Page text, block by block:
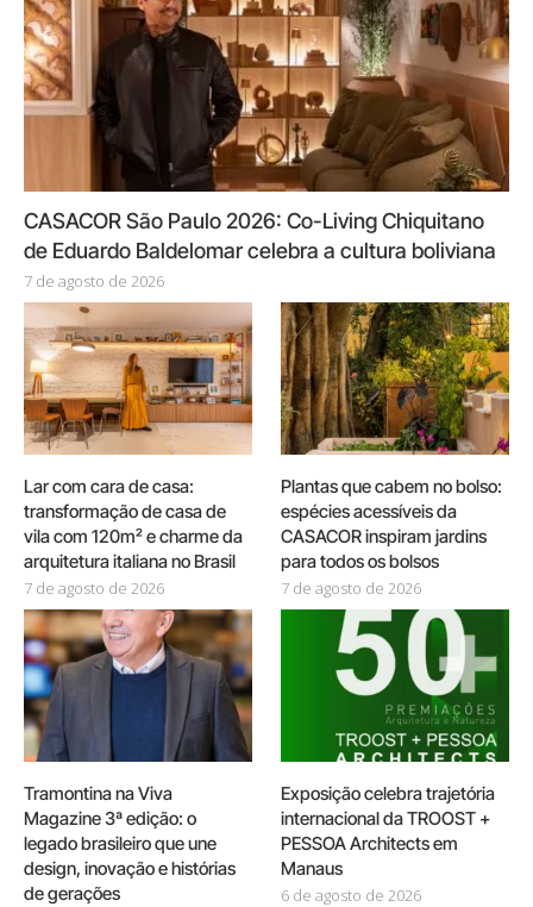
CASACOR São Paulo 2026: Co-Living Chiquitano
de Eduardo Baldelomar celebra a cultura boliviana
7 de agosto de 2026
Lar com cara de casa:
transformação de casa de
vila com 120m² e charme da
arquitetura italiana no Brasil
7 de agosto de 2026
Plantas que cabem no bolso:
espécies acessíveis da
CASACOR inspiram jardins
para todos os bolsos
7 de agosto de 2026
Tramontina na Viva
Magazine 3ª edição: o
legado brasileiro que une
design, inovação e histórias
de gerações
Exposição celebra trajetória
internacional da TROOST +
PESSOA Architects em
Manaus
6 de agosto de 2026